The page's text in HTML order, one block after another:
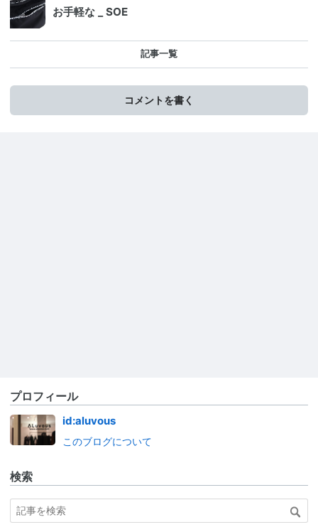
お手軽な _ SOE
記事一覧
コメントを書く
プロフィール
id:aluvous
このブログについて
検索